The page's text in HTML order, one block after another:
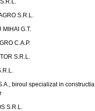
S.R.L.
MIHAI G.T.
C.A.P.
S.R.L.
biroul specializat in constructia
S.R.L.